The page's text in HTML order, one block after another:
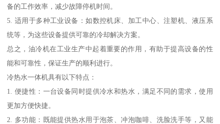
备的工作效率，减少故障停机时间。
5. 适用于多种工业设备：如数控机床、加工中心、注塑机、液压系
统等，为这些设备提供可靠的冷却解决方案。
总之，油冷机在工业生产中起着重要的作用，有助于提高设备的性
能和可靠性，保证生产的顺利进行。
冷热水一体机具有以下特点：
1. 便捷性：一台设备同时提供冷水和热水，满足不同的需求，使用
更加方便快捷。
2. 多功能：既能提供热水用于泡茶、冲泡咖啡、洗脸洗手等，又能